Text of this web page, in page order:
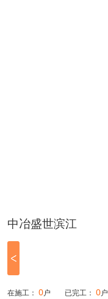
中冶盛世滨江
在施工： 0户 已完工： 0户